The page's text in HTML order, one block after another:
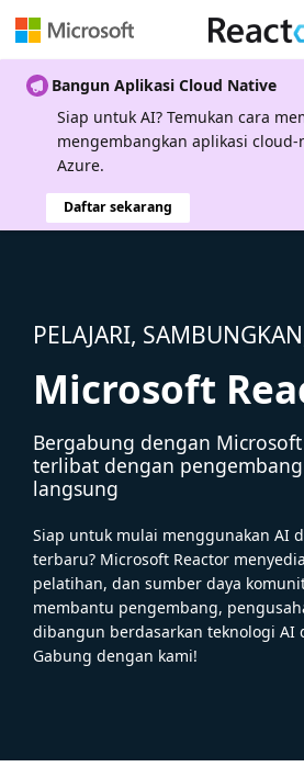
Bangun Aplikasi Cloud Native
Siap untuk AI? Temukan cara
mengembangkan aplikasi
Azure.
Daftar sekarang
PELAJARI,
Microsoft
Bergabung dengan
terlibat dengan pengembang
langsung
Siap untuk mulai menggunakan AI
terbaru? Microsoft Reactor
pelatihan, dan sumber daya
membantu pengembang,
dibangun berdasarkan teknologi AI
Gabung dengan kami!